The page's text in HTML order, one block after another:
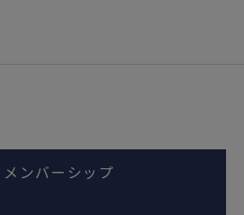
メンバーシップ